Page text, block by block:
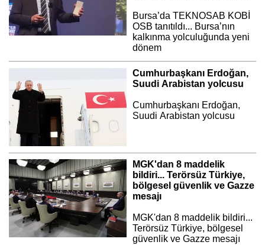
Bursa’da TEKNOSAB KOBİ
OSB tanıtıldı... Bursa’nın
kalkınma yolculuğunda yeni
dönem
Cumhurbaşkanı Erdoğan,
Suudi Arabistan yolcusu
Cumhurbaşkanı Erdoğan,
Suudi Arabistan yolcusu
MGK'dan 8 maddelik
bildiri... Terörsüz Türkiye,
bölgesel güvenlik ve Gazze
mesajı
MGK'dan 8 maddelik bildiri...
Terörsüz Türkiye, bölgesel
güvenlik ve Gazze mesajı